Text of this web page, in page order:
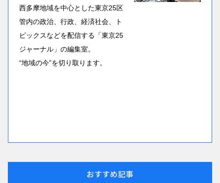
西多摩地域を中心とした東京25区
管内の政治、行政、経済社会、ト
ピックスなどを配信する「東京25
ジャーナル」の編集室。
“地域の今”を切り取ります。
おすすめ記事